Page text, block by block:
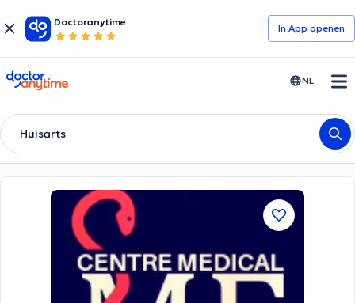
Doctoranytime
In App openen
doctoranytime NL
Huisarts